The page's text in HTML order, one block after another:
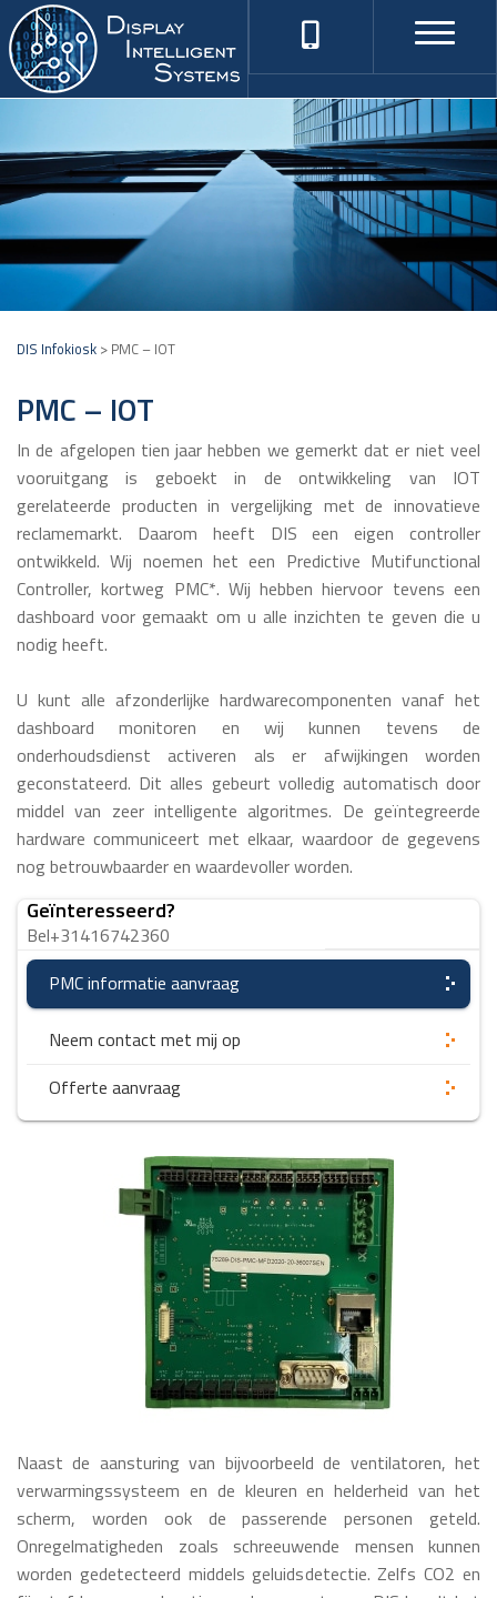
DIS Infokiosk > PMC – IOT
PMC – IOT
In de afgelopen tien jaar hebben we gemerkt dat er niet veel
vooruitgang is geboekt in de ontwikkeling van IOT
gerelateerde producten in vergelijking met de innovatieve
reclamemarkt. Daarom heeft DIS een eigen controller
ontwikkeld. Wij noemen het een Predictive Mutifunctional
Controller, kortweg PMC*. Wij hebben hiervoor tevens een
dashboard voor gemaakt om u alle inzichten te geven die u
nodig heeft.
U kunt alle afzonderlijke hardwarecomponenten vanaf het
dashboard monitoren en wij kunnen tevens de
onderhoudsdienst activeren als er afwijkingen worden
geconstateerd. Dit alles gebeurt volledig automatisch door
middel van zeer intelligente algoritmes. De geïntegreerde
hardware communiceert met elkaar, waardoor de gegevens
nog betrouwbaarder en waardevoller worden.
Geïnteresseerd?
Bel+31416742360
PMC informatie aanvraag
Neem contact met mij op
Offerte aanvraag
Naast de aansturing van bijvoorbeeld de ventilatoren, het
verwarmingssysteem en de kleuren en helderheid van het
scherm, worden ook de passerende personen geteld.
Onregelmatigheden zoals schreeuwende mensen kunnen
worden gedetecteerd middels geluidsdetectie. Zelfs CO2 en